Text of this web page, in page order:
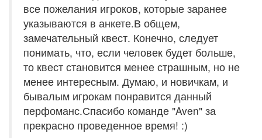
все пожелания игроков, которые заранее
указываются в анкете.В общем,
замечательный квест. Конечно, следует
понимать, что, если человек будет больше,
то квест становится менее страшным, но не
менее интересным. Думаю, и новичкам, и
бывалым игрокам понравится данный
перфоманс.Спасибо команде "Aven" за
прекрасно проведенное время! :)